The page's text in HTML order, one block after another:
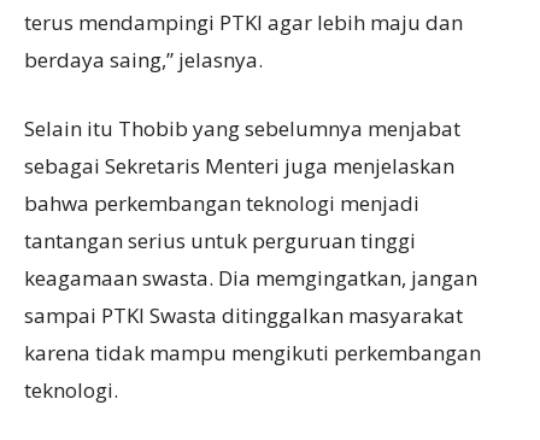
terus mendampingi PTKI agar lebih maju dan
berdaya saing,” jelasnya.
Selain itu Thobib yang sebelumnya menjabat
sebagai Sekretaris Menteri juga menjelaskan
bahwa perkembangan teknologi menjadi
tantangan serius untuk perguruan tinggi
keagamaan swasta. Dia memgingatkan, jangan
sampai PTKI Swasta ditinggalkan masyarakat
karena tidak mampu mengikuti perkembangan
teknologi.